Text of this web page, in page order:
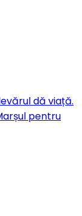
dă viață.
pentru